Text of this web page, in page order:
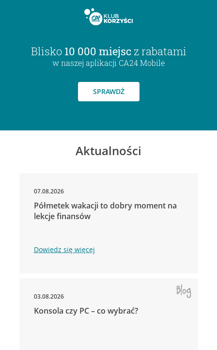
Blisko 10 000 miejsc z rabatami
w naszej aplikacji CA24 Mobile
SPRAWDŹ
Aktualności
07.08.2026
Półmetek wakacji to dobry moment na
lekcje finansów
Dowiedz się więcej
03.08.2026
Konsola czy PC – co wybrać?